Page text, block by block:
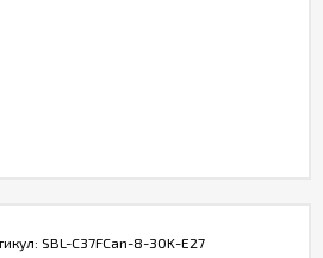
SBL-C37FCan-8-30K-E27